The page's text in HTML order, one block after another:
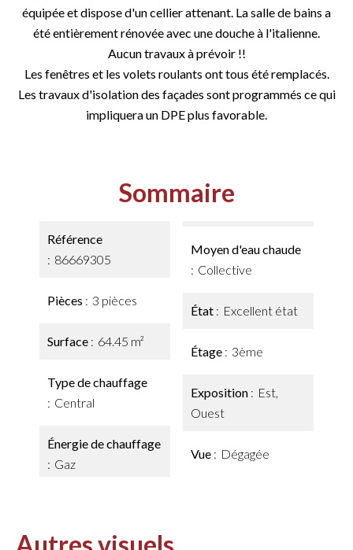
équipée et dispose d'un cellier attenant. La salle de bains a
été entièrement rénovée avec une douche à l'italienne.
Aucun travaux à prévoir !!
Les fenêtres et les volets roulants ont tous été remplacés.
Les travaux d'isolation des façades sont programmés ce qui
impliquera un DPE plus favorable.
Sommaire
Référence
86669305
Pièces 3 pièces
Surface 64.45 m²
Type de chauffage
Central
Énergie de chauffage
Gaz
Moyen d'eau chaude
Collective
État Excellent état
Étage 3ème
Exposition
Est,
Ouest
Vue Dégagée